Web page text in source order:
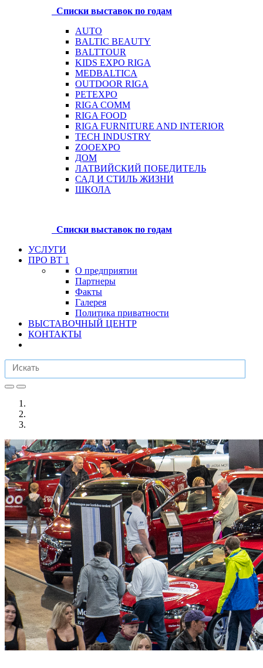
Списки выставок по годам
AUTO
BALTIC BEAUTY
BALTTOUR
KIDS EXPO RIGA
MEDBALTICA
OUTDOOR RIGA
PETEXPO
RIGA COMM
RIGA FOOD
RIGA FURNITURE AND INTERIOR
TECH INDUSTRY
ZOOEXPO
ДОМ
ЛАТВИЙСКИЙ ПОБЕДИТЕЛЬ
САД И СТИЛЬ ЖИЗНИ
ШКОЛА
Списки выставок по годам
УСЛУГИ
ПРО BT 1
О предприятии
Партнеры
Факты
Галерея
Политика приватности
ВЫСТАВОЧНЫЙ ЦЕНТР
КОНТАКТЫ